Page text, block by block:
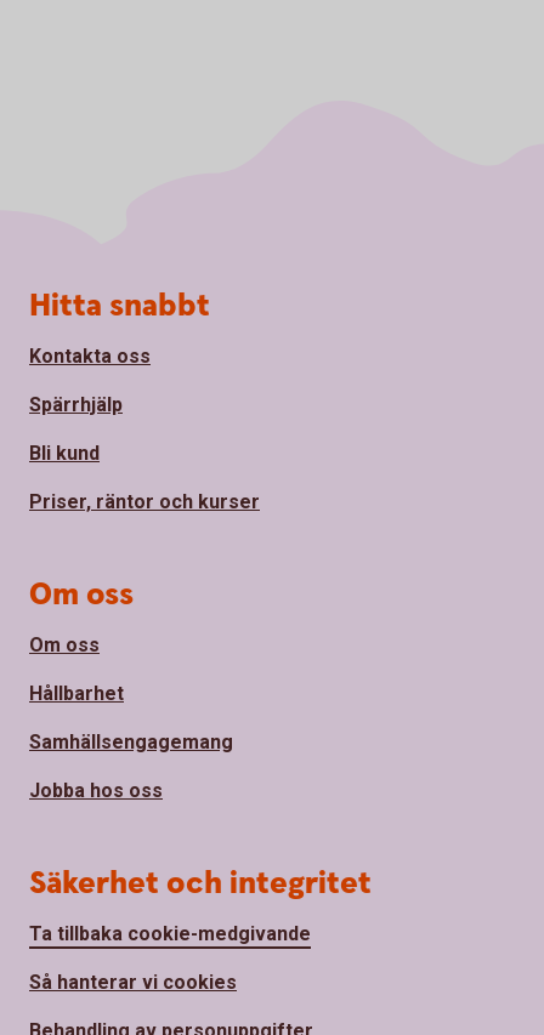
Sidfot
Hitta snabbt
Kontakta oss
Spärrhjälp
Bli kund
Priser, räntor och kurser
Om oss
Om oss
Hållbarhet
Samhällsengagemang
Jobba hos oss
Säkerhet och integritet
Ta tillbaka cookie-medgivande
Så hanterar vi cookies
Behandling av personuppgifter